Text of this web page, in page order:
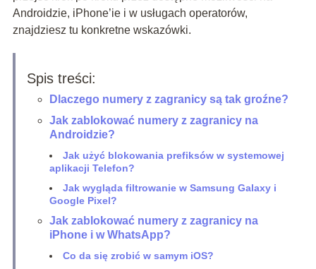
Androidzie, iPhone’ie i w usługach operatorów,
znajdziesz tu konkretne wskazówki.
Spis treści:
Dlaczego numery z zagranicy są tak groźne?
Jak zablokować numery z zagranicy na
Androidzie?
Jak użyć blokowania prefiksów w systemowej
aplikacji Telefon?
Jak wygląda filtrowanie w Samsung Galaxy i
Google Pixel?
Jak zablokować numery z zagranicy na
iPhone i w WhatsApp?
Co da się zrobić w samym iOS?